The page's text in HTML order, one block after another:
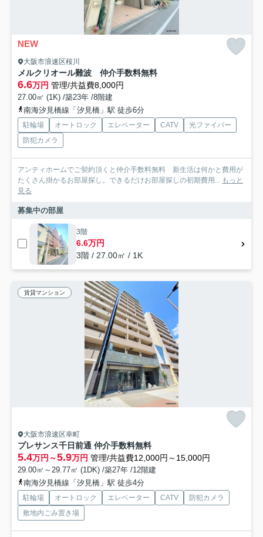
NEW
大阪市浪速区桜川
メルクリオール難波 仲介手数料無料
6.6万円 管理/共益費8,000円
27.00㎡ (1K) /築23年 /8階建
南海汐見橋線「汐見橋」駅 徒歩6分
駐輪場 オートロック エレベーター CATV
光ファイバー
防犯カメラ
アンティホームでご契約頂くと仲介手数料無料 新生活は何かと費用が
たくさん掛かるお部屋探し。できるだけお部屋探しの初期費用...
もっと
見る
募集中の部屋
3階
6.6万円
3階 / 27.00㎡ / 1K
賃貸マンション
大阪市浪速区幸町
プレサンス千日前通 仲介手数料無料
5.4万円～5.9万円 管理/共益費12,000円～15,000円
29.00㎡～29.77㎡ (1DK) /築27年 /12階建
南海汐見橋線「汐見橋」駅 徒歩4分
駐輪場 オートロック エレベーター CATV
防犯カメラ
敷地内ごみ置き場